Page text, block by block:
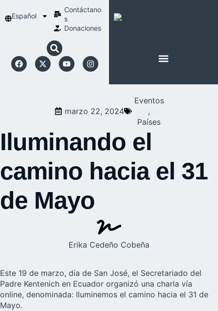
Español
Contáctano
s
Donaciones
marzo 22, 2024
Eventos
,
Países
Iluminando el
camino hacia el 31
de Mayo
Erika Cedeño Cobeña
Este 19 de marzo, día de San José, el Secretariado del
Padre Kentenich en Ecuador organizó una charla vía
online, denominada: Iluminemos el camino hacia el 31 de
Mayo.